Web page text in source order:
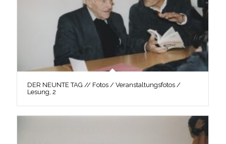
DER NEUNTE TAG // Fotos / Veranstaltungsfotos /
Lesung, 2